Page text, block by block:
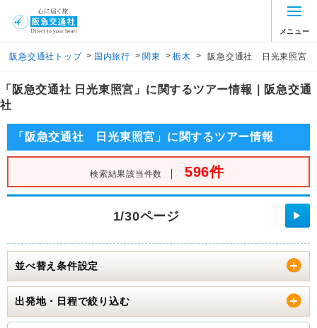
メニュー
阪急交通社トップ > 国内旅行 > 関東 > 栃木 > 阪急交通社 日光東照宮
「阪急交通社 日光東照宮」に関するツアー情報｜阪急交通
社
「阪急交通社 日光東照宮」に関するツアー情報
検索結果該当件数 ｜ 596件
1/30ページ ▶
並べ替え条件設定
出発地・日程で絞り込む